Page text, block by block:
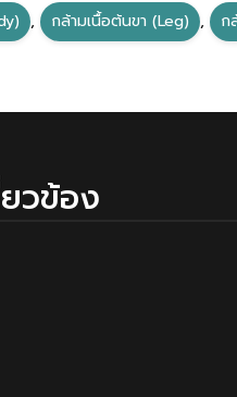
, กล้ามเนื้อต้นขา (Leg) , ก
วข้อง